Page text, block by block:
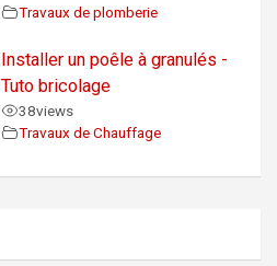
Travaux de plomberie
Installer un poêle à granulés -
Tuto bricolage
38views
Travaux de Chauffage